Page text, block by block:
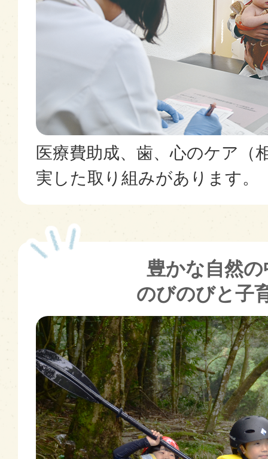
医療費助成、歯、心のケア（
実した取り組みがあります。
豊かな自然
のびのびと子